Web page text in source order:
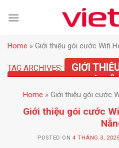
Home » Giới thiệu gói cước Wifi
TAG ARCHIVES:
GIỚI
HOME VIETTEL ĐÀ
Home » Giới thiệu gói cước
Giới thiệu gói cước
POSTED ON 4 THÁNG 3, 2025